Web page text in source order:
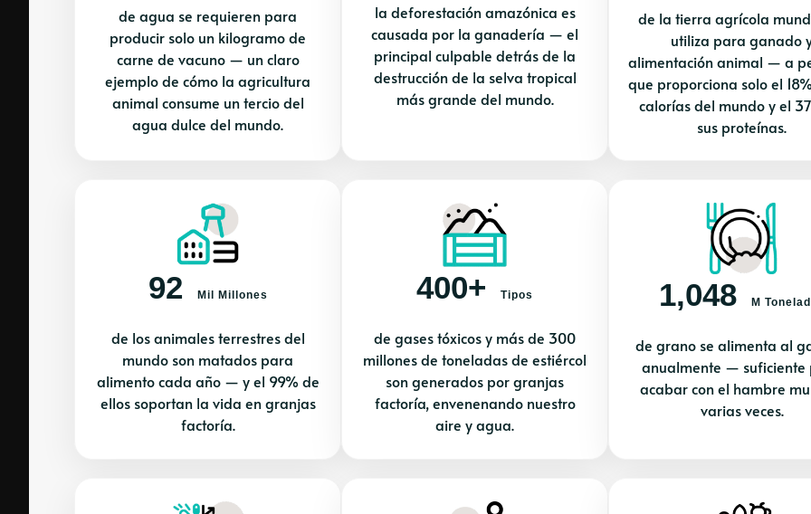
de agua se requieren para
producir solo un kilogramo de
carne de vacuno — un claro
ejemplo de cómo la agricultura
animal consume un tercio del
agua dulce del mundo.
la deforestación amazónica es
causada por la ganadería — el
principal culpable detrás de la
destrucción de la selva tropical
más grande del mundo.
de la tierra agrícola
utiliza para ganado
alimentación animal — a
que proporciona solo el
calorías del mundo y el
sus proteínas.
92 Mil Millones
de los animales terrestres del
mundo son matados para
alimento cada año — y el 99% de
ellos soportan la vida en granjas
factoría.
400+ Tipos
de gases tóxicos y más de 300
millones de toneladas de estiércol
son generados por granjas
factoría, envenenando nuestro
aire y agua.
1,048 M
de grano se alimenta al
anualmente — suficiente
acabar con el hambre
varias veces.